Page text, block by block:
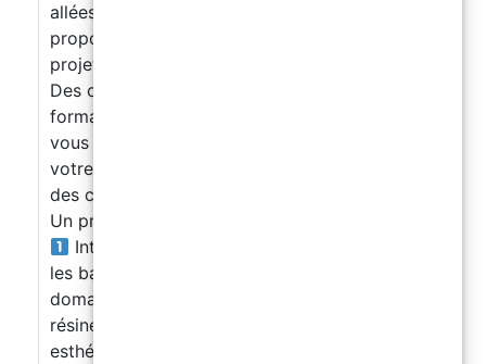
allées, cours, parkings et abords de piscine
proposer des solutions adaptées à chaque
projet : intérieur, professionnel ou extérieur
Des conseils pour vendre vos services : Cette
formation ne se limite pas à la technique. Nous
vous montrons également comment présenter
votre offre, valoriser vos prestations, attirer
des clients et développer une activité rentable.
Un programme 100% orienté vers le marché
Introduction aux sols en résine : comprenez
les bases, les matériaux, les supports et les
domaines d’application.
résine époxy : apprenez à créer des effets
esthétiques, modernes et personnalisés pour